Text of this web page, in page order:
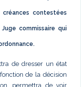
contestées
commissaire qui
de dresser un état
de la décision
permettra de voir